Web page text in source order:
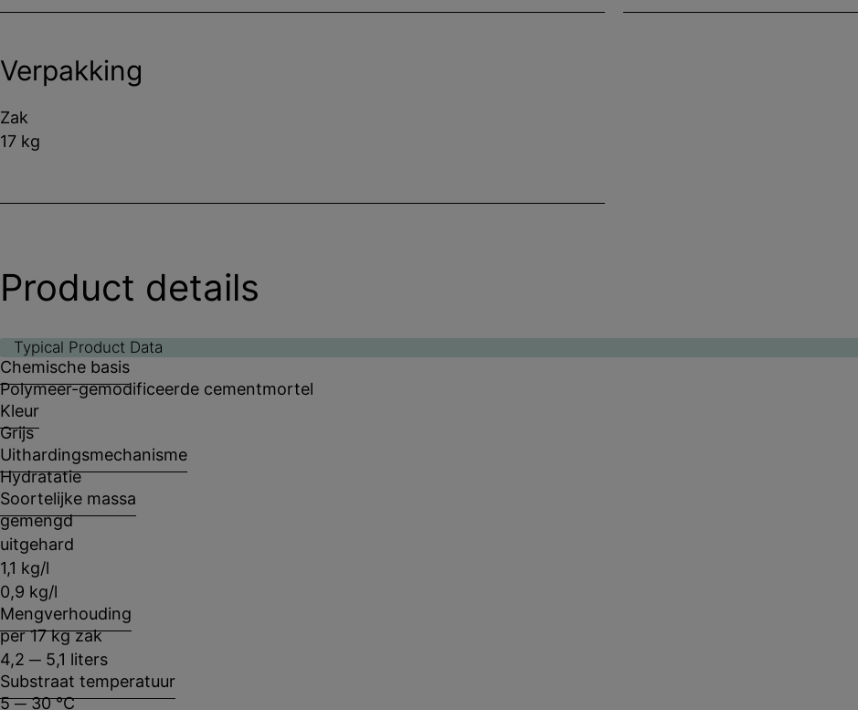
Verpakking
Zak
17 kg
Product details
Typical Product Data
Chemische basis
Polymeer-gemodificeerde cementmortel
Kleur
Grijs
Uithardingsmechanisme
Hydratatie
Soortelijke massa
gemengd
uitgehard
1,1 kg/l
0,9 kg/l
Mengverhouding
per 17 kg zak
4,2 ─ 5,1 liters
Substraat temperatuur
5 ─ 30 °C